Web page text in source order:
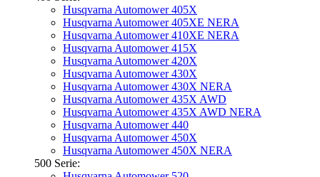
Husqvarna Automower 405X
Husqvarna Automower 405XE NERA
Husqvarna Automower 410XE NERA
Husqvarna Automower 415X
Husqvarna Automower 420X
Husqvarna Automower 430X
Husqvarna Automower 430X NERA
Husqvarna Automower 435X AWD
Husqvarna Automower 435X AWD NERA
Husqvarna Automower 440
Husqvarna Automower 450X
Husqvarna Automower 450X NERA
500 Serie: